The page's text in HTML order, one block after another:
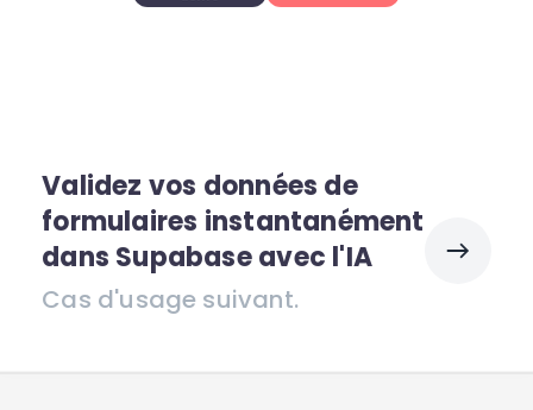
Validez vos données de
formulaires instantanément
dans Supabase avec l'IA
Cas d'usage suivant.